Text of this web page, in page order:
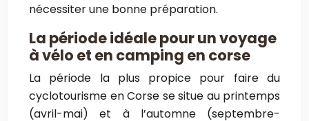
nécessiter une bonne préparation.
La période idéale pour un voyage
à vélo et en camping en corse
La période la plus propice pour faire du
cyclotourisme en Corse se situe au printemps
(avril-mai) et à l’automne (septembre-